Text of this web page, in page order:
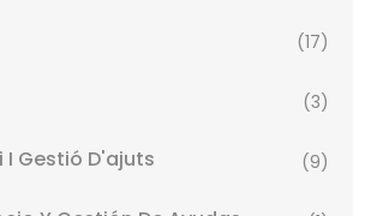
(17)
(3)
I Gestió D'ajuts (9)